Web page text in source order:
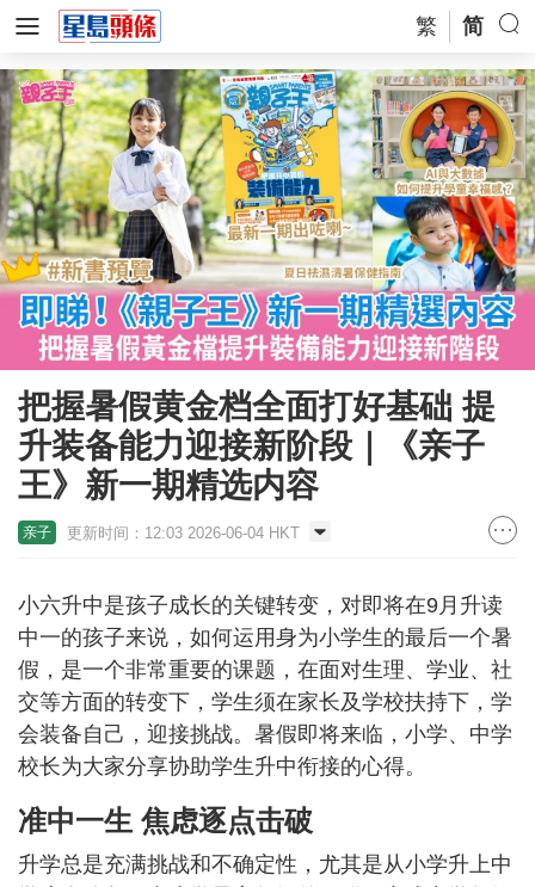
繁 简
把握暑假黄金档全面打好基础 提
升装备能力迎接新阶段｜《亲子
王》新一期精选内容
亲子 更新时间：12:03 2026-06-04 HKT
小六升中是孩子成长的关键转变，对即将在9月升读
中一的孩子来说，如何运用身为小学生的最后一个暑
假，是一个非常重要的课题，在面对生理、学业、社
交等方面的转变下，学生须在家长及学校扶持下，学
会装备自己，迎接挑战。暑假即将来临，小学、中学
校长为大家分享协助学生升中衔接的心得。
准中一生 焦虑逐点击破
升学总是充满挑战和不确定性，尤其是从小学升上中